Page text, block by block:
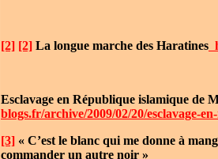
[2] [2] La longue marche des Haratines
Esclavage en République islamique de
blogs.fr/archive/2009/02/20/esclavage-
[3] « C’est le blanc qui me donne à
commander un autre noir »